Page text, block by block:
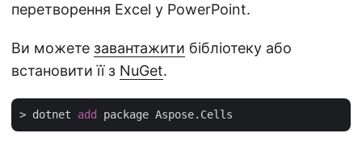
перетворення Excel у PowerPoint.
Ви можете завантажити бібліотеку або
встановити її з NuGet.
> dotnet add